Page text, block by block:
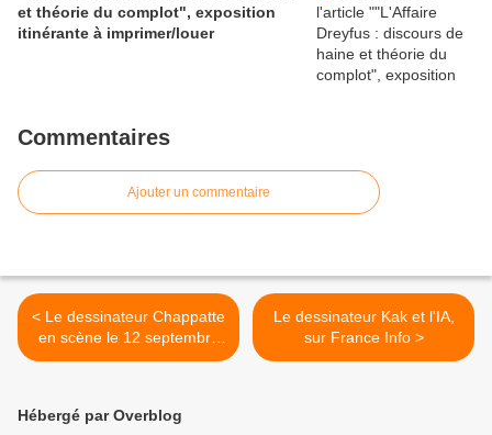
et théorie du complot", exposition
itinérante à imprimer/louer
Commentaires
Ajouter un commentaire
< Le dessinateur Chappatte
en scène le 12 septembre
2024
Le dessinateur Kak et l'IA,
sur France Info >
Hébergé par Overblog